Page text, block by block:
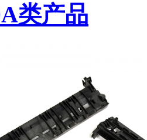
类产品